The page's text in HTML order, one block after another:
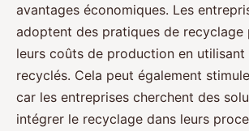
avantages économiques. Les
adoptent des pratiques de recyclage
leurs coûts de production en utilisant
recyclés. Cela peut également
car les entreprises cherchent des
intégrer le recyclage dans leurs